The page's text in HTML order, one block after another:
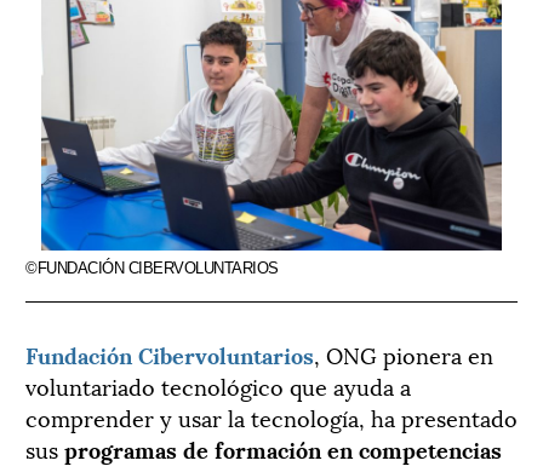
©FUNDACIÓN CIBERVOLUNTARIOS
Fundación Cibervoluntarios, ONG pionera en
voluntariado tecnológico que ayuda a
comprender y usar la tecnología, ha presentado
susprogramas de formación en competencias